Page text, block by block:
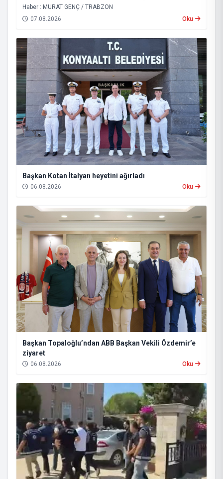
Haber : MURAT GENÇ / TRABZON
07.08.2026
Oku
Başkan Kotan İtalyan heyetini ağırladı
06.08.2026 Oku
Başkan Topaloğlu’ndan ABB Başkan Vekili Özdemir’e
ziyaret
06.08.2026 Oku